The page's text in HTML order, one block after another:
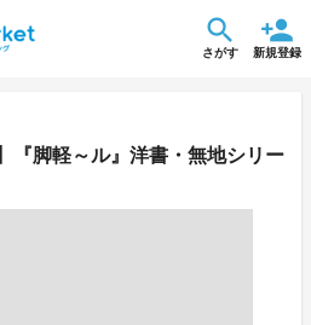
さがす 新規登録
『脚軽～ル』洋書・無地シリー